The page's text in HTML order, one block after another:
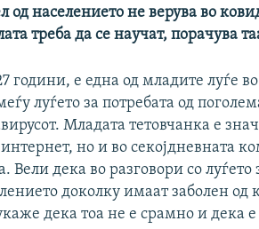
од населението не верува во
треба да се научат, порачува
години, е една од младите луѓе
луѓето за потребата од
Младата тетовчанка е
но и во секојдневната
Вели дека во разговори со луѓето
доколку имаат заболен од
дека тоа не е срамно и дека